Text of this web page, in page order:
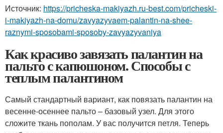
Источник: https://pricheska-makiyazh.ru-best.com/pricheski-
i-makiyazh-na-domu/zavyazyvaem-palantin-na-shee-
raznymi-sposobami-sposoby-zavyazyvaniya
Как красиво завязать палантин на
пальто с капюшоном. Способы с
теплым палантином
Самый стандартный вариант, как повязать палантин на
весенне-осеннее пальто – базовый узел. Для этого
сложите ткань пополам. У вас получится петля. Теперь